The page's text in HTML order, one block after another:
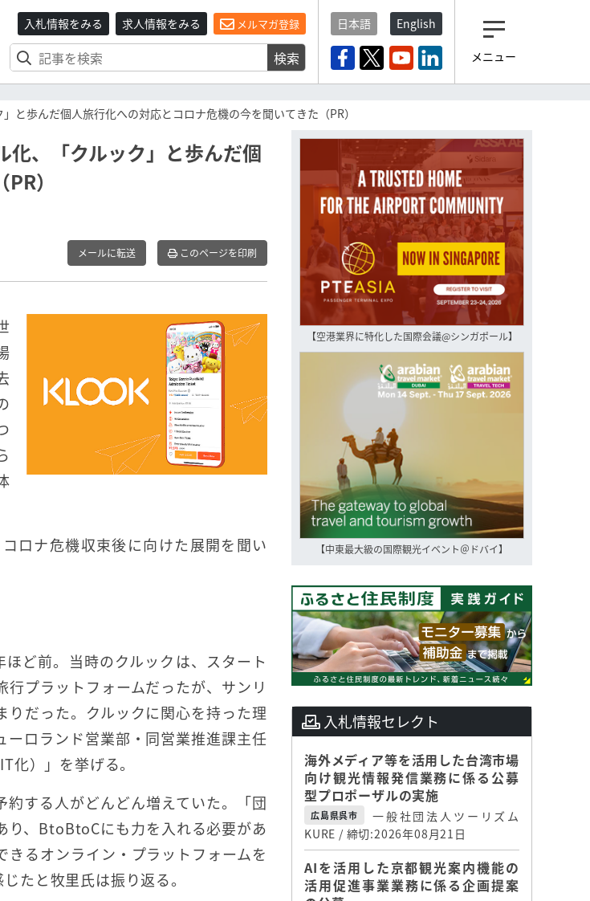
入札情報をみる 求人情報をみる メルマガ登録
検索
日本語 English
メニュー
と歩んだ個人旅行化への対応とコロナ危機の今を聞いてきた（PR）
化、「クルック」と歩んだ個
）
メールに転送 このページを印刷
ロナ危機収束後に向けた展開を聞い
ど前。当時のクルックは、スタート
プラットフォームだったが、サンリ
だった。クルックに関心を持った理
ロランド営業部・同営業推進課主任
化）」を挙げる。
する人がどんどん増えていた。「団
り、BtoBtoCにも力を入れる必要があ
るオンライン・プラットフォームを
たと牧里氏は振り返る。
【空港業界に特化した国際会議@シンガポール】
【中東最大級の国際観光イベント＠ドバイ】
入札情報セレクト
海外メディア等を活用した台湾市場
向け観光情報発信業務に係る公募
型プロポーザルの実施
広島県呉市
一般社団法人ツーリズム
KURE / 締切:2026年08月21日
AIを活用した京都観光案内機能の
活用促進事業業務に係る企画提案
観光産業ニュース「トラベ
登録済みですよね？
もし未だ登録していないなら…
いますぐ登録する